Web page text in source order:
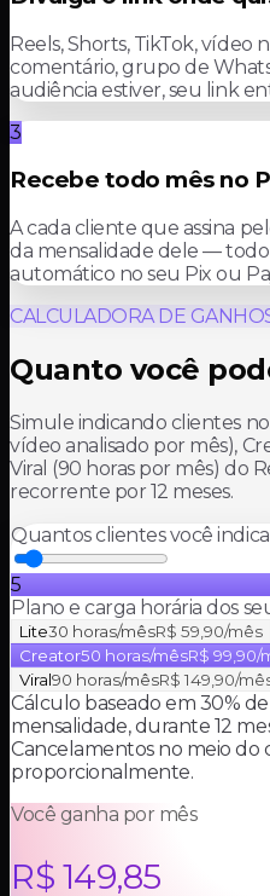
Reels, Shorts, TikTok, vídeo
comentário, grupo de
audiência estiver, seu link
3
Recebe todo mês no
A cada cliente que assina
da mensalidade dele — todo
automático no seu Pix ou
CALCULADORA DE
Quanto você
Simule indicando clientes
vídeo analisado por mês),
Viral (90 horas por mês) do
recorrente por 12 meses.
Quantos clientes você
5
Plano e carga horária dos
Lite30 horas/mêsR$ 59,90/mês
Creator50 horas/mêsR$ 99,90/
Viral90 horas/mêsR$ 149,90/
Cálculo baseado em 30%
mensalidade, durante 12
Cancelamentos no meio do
proporcionalmente.
Você ganha por mês
R$ 149,85